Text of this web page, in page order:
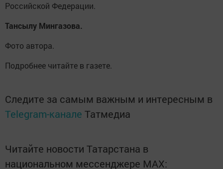
Российской Федерации.
Тансылу Мингазова.
Фото автора.
Подробнее читайте в газете.
Следите за самым важным и интересным в
Telegram-канале Татмедиа
Читайте новости Татарстана в
национальном мессенджере MАХ: